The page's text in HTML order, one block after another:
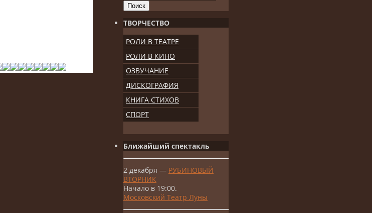
Поиск
ТВОРЧЕСТВО
РОЛИ В ТЕАТРЕ
РОЛИ В КИНО
ОЗВУЧАНИЕ
ДИСКОГРАФИЯ
КНИГА СТИХОВ
СПОРТ
Ближайший спектакль
2 декабря — РУБИНОВЫЙ
ВТОРНИК
Начало в 19:00.
Московский Театр Луны